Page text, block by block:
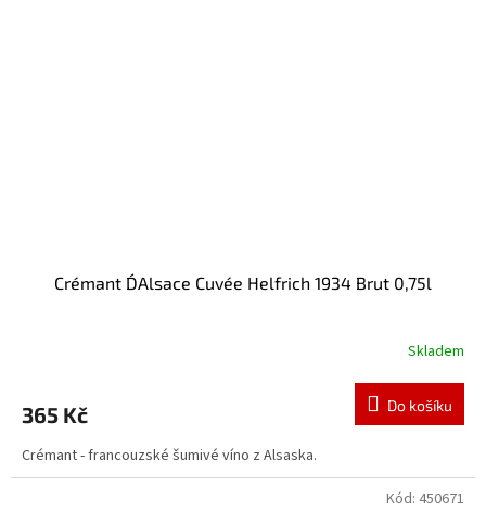
Crémant D´Alsace Cuvée Helfrich 1934 Brut 0,75l
je
z
5
Skladem
365 Kč Do košíku
Crémant - francouzské šumivé víno z Alsaska.
Kód: 450671